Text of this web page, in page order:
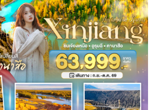
เหนือ อุทยานเซี่ยถ่า ทะเล
9 วัน 8 คืน พักโรงแรม
โรงแรม สายการบิน